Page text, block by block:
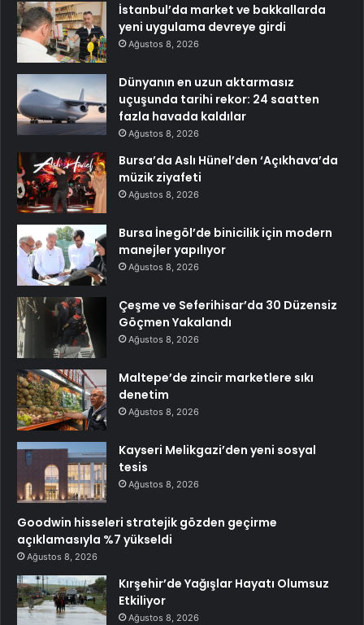
İstanbul’da market ve bakkallarda
yeni uygulama devreye girdi
Ağustos 8, 2026
Dünyanın en uzun aktarmasız
uçuşunda tarihi rekor: 24 saatten
fazla havada kaldılar
Ağustos 8, 2026
Bursa’da Aslı Hünel’den ‘Açıkhava’da
müzik ziyafeti
Ağustos 8, 2026
Bursa İnegöl’de binicilik için modern
manejler yapılıyor
Ağustos 8, 2026
Çeşme ve Seferihisar’da 30 Düzensiz
Göçmen Yakalandı
Ağustos 8, 2026
Maltepe’de zincir marketlere sıkı
denetim
Ağustos 8, 2026
Kayseri Melikgazi’den yeni sosyal
tesis
Ağustos 8, 2026
Goodwin hisseleri stratejik gözden geçirme
açıklamasıyla %7 yükseldi
Ağustos 8, 2026
Kırşehir’de Yağışlar Hayatı Olumsuz
Etkiliyor
Ağustos 8, 2026